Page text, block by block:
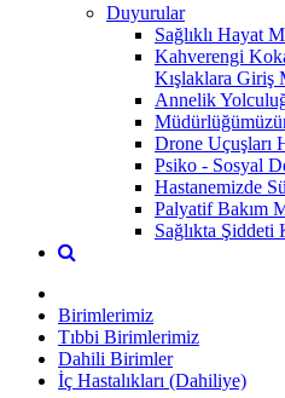
Duyurular
Sağlıklı Hayat
Kahverengi
Kışlaklara Giriş
Annelik
Drone Uçuşları
Psiko - Sosyal
Hastanemizde
Palyatif Bakım
Sağlıkta Şiddeti
Birimlerimiz
Tıbbi Birimlerimiz
Dahili Birimler
İç Hastalıkları (Dahiliye)